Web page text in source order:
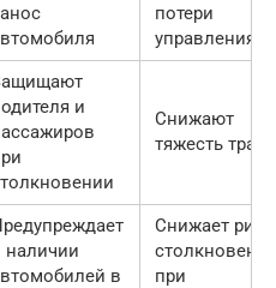
потери
управления
и
Снижают
тяжесть
наличии
в
Снижает риск
при